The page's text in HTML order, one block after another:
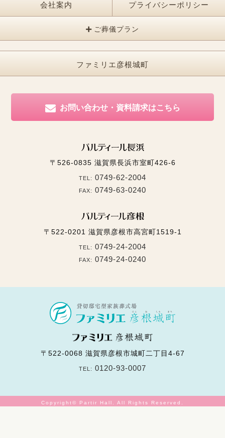
会社案内 プライバシーポリシー
ご葬儀プラン
ファミリエ彦根城町
お問い合わせ・資料請求はこちら
〒526-0835 滋賀県長浜市室町426-6
TEL: 0749-62-2004
FAX: 0749-63-0240
〒522-0201 滋賀県彦根市高宮町1519-1
TEL: 0749-24-2004
FAX: 0749-24-0240
〒522-0068 滋賀県彦根市城町二丁目4-67
TEL: 0120-93-0007
Copyright© Partir Hall. All Rights Reserved.